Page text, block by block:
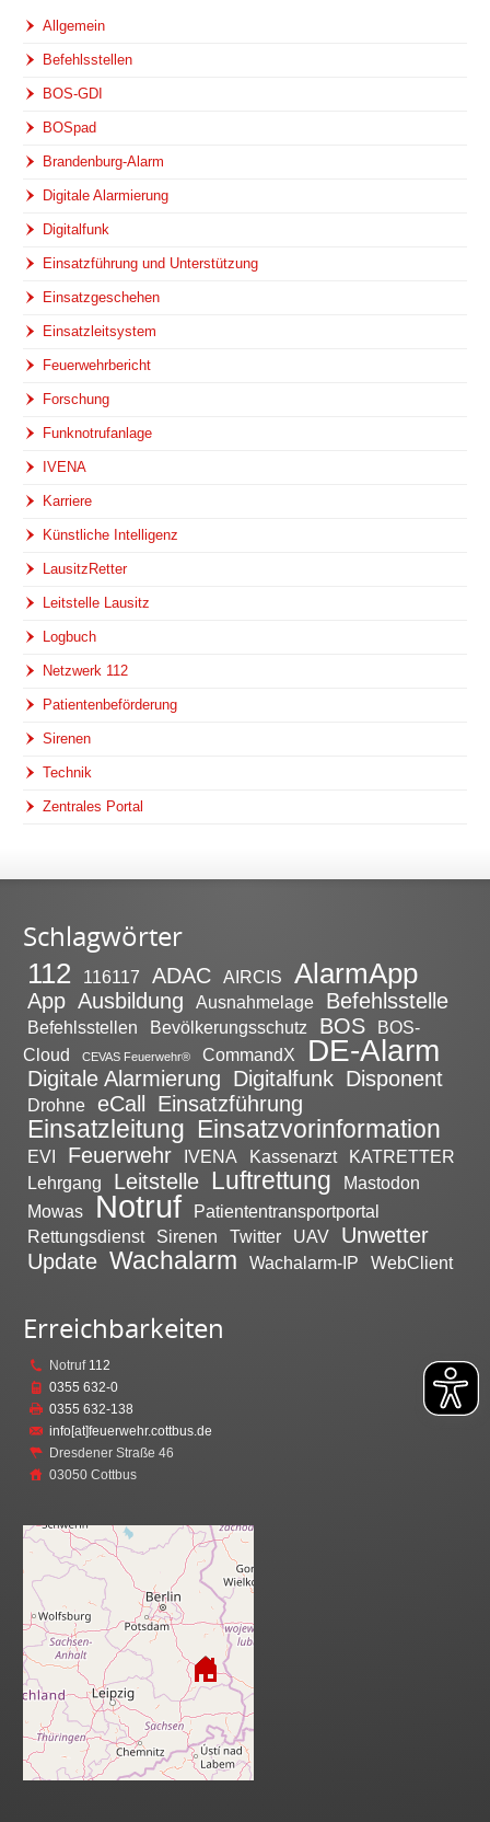
Allgemein
Befehlsstellen
BOS-GDI
BOSpad
Brandenburg-Alarm
Digitale Alarmierung
Digitalfunk
Einsatzführung und Unterstützung
Einsatzgeschehen
Einsatzleitsystem
Feuerwehrbericht
Forschung
Funknotrufanlage
IVENA
Karriere
Künstliche Intelligenz
LausitzRetter
Leitstelle Lausitz
Logbuch
Netzwerk 112
Patientenbeförderung
Sirenen
Technik
Zentrales Portal
Schlagwörter
112 116117 ADAC AIRCIS AlarmApp
App Ausbildung Ausnahmelage Befehlsstelle
Befehlsstellen Bevölkerungsschutz BOS
BOS-
Cloud
CEVAS Feuerwehr® CommandX DE-Alarm
Digitale Alarmierung Digitalfunk Disponent
Drohne eCall Einsatzführung
Einsatzleitung Einsatzvorinformation
EVI Feuerwehr IVENA Kassenarzt
KATRETTER
Lehrgang
Leitstelle Luftrettung
Mastodon
Mowas
Notruf
Patiententransportportal
Rettungsdienst
Sirenen Twitter UAV
Unwetter
Update Wachalarm Wachalarm-IP WebClient
Erreichbarkeiten
Notruf 112
0355 632-0
0355 632-138
info[at]feuerwehr.cottbus.de
Dresdener Straße 46
03050 Cottbus